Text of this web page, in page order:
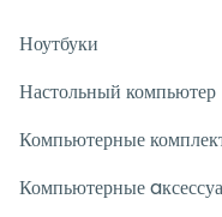
Ноутбуки
Настольный компьютер
Компьютерные
Компьютерные